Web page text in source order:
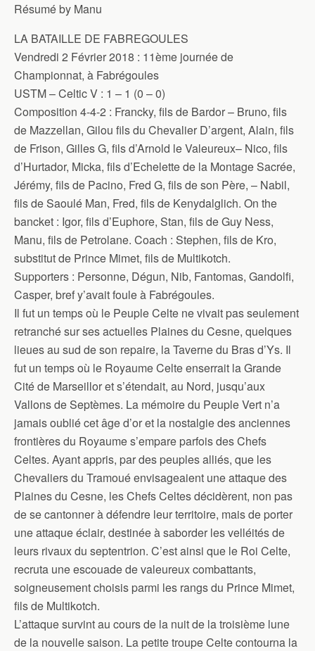
Résumé by Manu
LA BATAILLE DE FABREGOULES
Vendredi 2 Février 2018 : 11ème journée de
Championnat, à Fabrégoules
USTM – Celtic V : 1 – 1 (0 – 0)
Composition 4-4-2 : Francky, fils de Bardor – Bruno, fils
de Mazzellan, Gilou fils du Chevalier D’argent, Alain, fils
de Frison, Gilles G, fils d’Arnold le Valeureux– Nico, fils
d’Hurtador, Micka, fils d’Echelette de la Montage Sacrée,
Jérémy, fils de Pacino, Fred G, fils de son Père, – Nabil,
fils de Saoulé Man, Fred, fils de Kenydalglich. On the
bancket : Igor, fils d’Euphore, Stan, fils de Guy Ness,
Manu, fils de Petrolane. Coach : Stephen, fils de Kro,
substitut de Prince Mimet, fils de Multikotch.
Supporters : Personne, Dégun, Nib, Fantomas, Gandolfi,
Casper, bref y’avait foule à Fabrégoules.
Il fut un temps où le Peuple Celte ne vivait pas seulement
retranché sur ses actuelles Plaines du Cesne, quelques
lieues au sud de son repaire, la Taverne du Bras d’Ys. Il
fut un temps où le Royaume Celte enserrait la Grande
Cité de Marseillor et s’étendait, au Nord, jusqu’aux
Vallons de Septèmes. La mémoire du Peuple Vert n’a
jamais oublié cet âge d’or et la nostalgie des anciennes
frontières du Royaume s’empare parfois des Chefs
Celtes. Ayant appris, par des peuples alliés, que les
Chevaliers du Tramoué envisageaient une attaque des
Plaines du Cesne, les Chefs Celtes décidèrent, non pas
de se cantonner à défendre leur territoire, mais de porter
une attaque éclair, destinée à saborder les velléités de
leurs rivaux du septentrion. C’est ainsi que le Roi Celte,
recruta une escouade de valeureux combattants,
soigneusement choisis parmi les rangs du Prince Mimet,
fils de Multikotch.
L’attaque survint au cours de la nuit de la troisième lune
de la nouvelle saison. La petite troupe Celte contourna la